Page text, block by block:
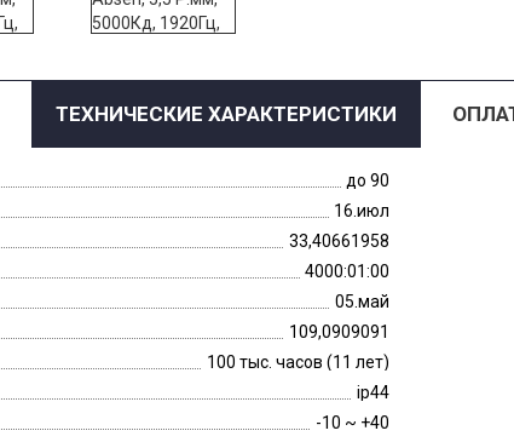
ТЕХНИЧЕСКИЕ ХАРАКТЕРИСТИКИ
до 90
16.июл
33,40661958
4000:01:00
05.май
109,0909091
100 тыс. часов (11 лет)
ip44
-10 ~ +40